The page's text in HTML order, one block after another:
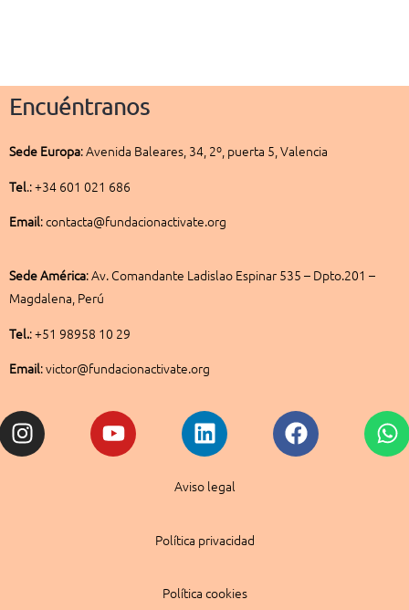
Encuéntranos
Sede Europa:Avenida Baleares, 34, 2º, puerta 5, Valencia
Tel.: +34 601 021 686
Email: contacta@fundacionactivate.org
Sede América:Av. Comandante Ladislao Espinar 535 – Dpto.201 –
Magdalena, Perú
Tel.: +51 98958 10 29
Email: victor@fundacionactivate.org
InstagramYoutubeLinkedin Facebook
Aviso legal
Política privacidad
Política cookies